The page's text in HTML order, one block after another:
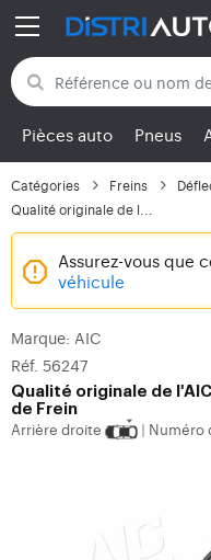
Retour aux
Pièces auto Pneus
Catégories Freins
Qualité originale de l...
Assurez-vous que
véhicule
Marque: AIC
Réf. 56247
Qualité originale de
de Frein
Arrière droite Numéro